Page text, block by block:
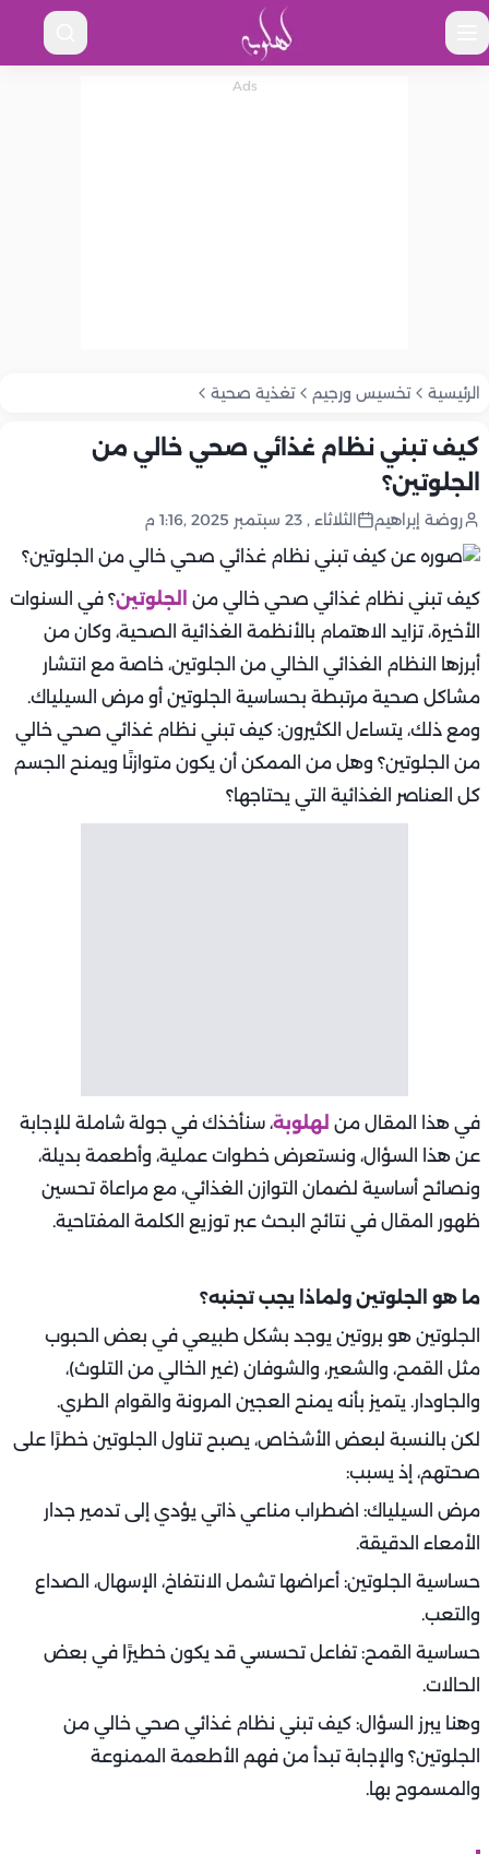
الرئيسية تخسيس ورجيم تغذية صحية
كيف تبني نظام غذائي صحي خالي من
الجلوتين؟
روضة إبراهيم الثلاثاء , 23 سبتمبر 2025 ,1:16 م
كيف تبني نظام غذائي صحي خالي من الجلوتين؟ في السنوات
الأخيرة، تزايد الاهتمام بالأنظمة الغذائية الصحية، وكان من
أبرزها النظام الغذائي الخالي من الجلوتين، خاصة مع انتشار
مشاكل صحية مرتبطة بحساسية الجلوتين أو مرض السيلياك.
ومع ذلك، يتساءل الكثيرون: كيف تبني نظام غذائي صحي خالي
من الجلوتين؟ وهل من الممكن أن يكون متوازنًا ويمنح الجسم
كل العناصر الغذائية التي يحتاجها؟
في هذا المقال من لهلوبة، سنأخذك في جولة شاملة للإجابة
عن هذا السؤال، ونستعرض خطوات عملية، وأطعمة بديلة،
ونصائح أساسية لضمان التوازن الغذائي، مع مراعاة تحسين
ظهور المقال في نتائج البحث عبر توزيع الكلمة المفتاحية.
ما هو الجلوتين ولماذا يجب تجنبه؟
الجلوتين هو بروتين يوجد بشكل طبيعي في بعض الحبوب
مثل القمح، والشعير، والشوفان (غير الخالي من التلوث)،
والجاودار. يتميز بأنه يمنح العجين المرونة والقوام الطري.
لكن بالنسبة لبعض الأشخاص، يصبح تناول الجلوتين خطرًا على
صحتهم، إذ يسبب:
مرض السيلياك: اضطراب مناعي ذاتي يؤدي إلى تدمير جدار
الأمعاء الدقيقة.
حساسية الجلوتين: أعراضها تشمل الانتفاخ، الإسهال، الصداع
والتعب.
حساسية القمح: تفاعل تحسسي قد يكون خطيرًا في بعض
الحالات.
وهنا يبرز السؤال: كيف تبني نظام غذائي صحي خالي من
الجلوتين؟ والإجابة تبدأ من فهم الأطعمة الممنوعة
والمسموح بها.